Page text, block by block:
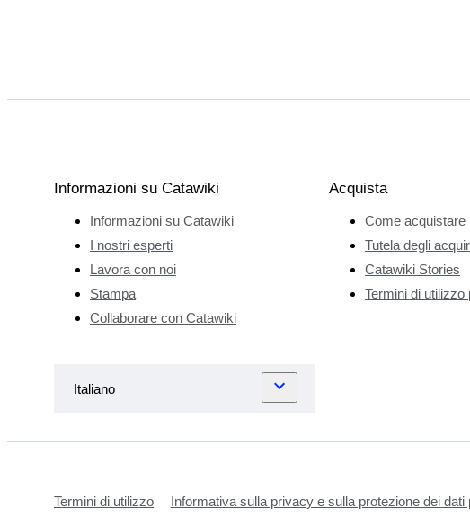
Informazioni su Catawiki
Informazioni su Catawiki
I nostri esperti
Lavora con noi
Stampa
Collaborare con Catawiki
Acquista
Come acquistare
Tutela degli
Catawiki Stories
Termini di utilizzo
Termini di utilizzo Informativa sulla privacy e sulla protezione dei dati